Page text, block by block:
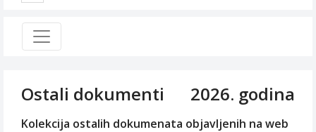
Ostali dokumenti 2026. godina
Kolekcija ostalih dokumenata objavljenih na web